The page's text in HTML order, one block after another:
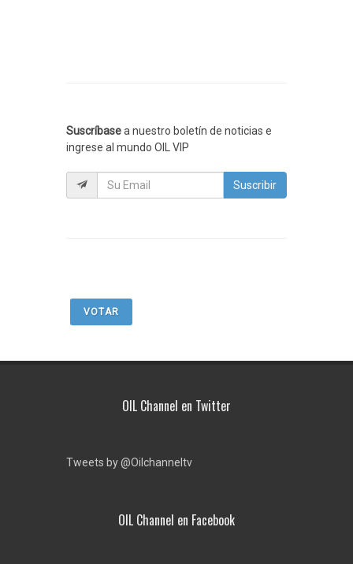
Suscríbasea nuestro boletín de noticias e
ingrese al mundo OIL VIP
Suscribir
VOTAR
OIL Channel en Twitter
Tweets by @Oilchanneltv
OIL Channel en Facebook